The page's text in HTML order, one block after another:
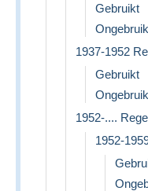
Gebruikt
1937-1952
Gebruikt
1952-....
1952-